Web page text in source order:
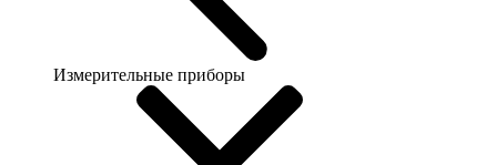
Измерительные приборы